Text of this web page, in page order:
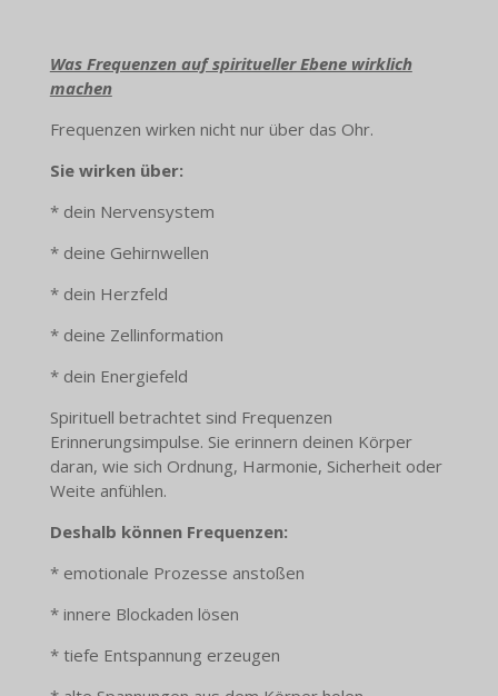
Was Frequenzen auf spiritueller Ebene wirklich
machen
Frequenzen wirken nicht nur über das Ohr.
Sie wirken über:
* dein Nervensystem
* deine Gehirnwellen
* dein Herzfeld
* deine Zellinformation
* dein Energiefeld
Spirituell betrachtet sind Frequenzen
Erinnerungsimpulse. Sie erinnern deinen Körper
daran, wie sich Ordnung, Harmonie, Sicherheit oder
Weite anfühlen.
Deshalb können Frequenzen:
* emotionale Prozesse anstoßen
* innere Blockaden lösen
* tiefe Entspannung erzeugen